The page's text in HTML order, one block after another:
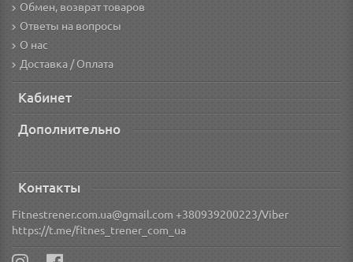
Обмен, возврат товаров
Ответы на вопросы
О нас
Доставка / Оплата
Кабинет
Дополнительно
Контакты
Fitnestrener.com.ua@gmail.com +380939200223/Viber
https://t.me/fitnes_trener_com_ua